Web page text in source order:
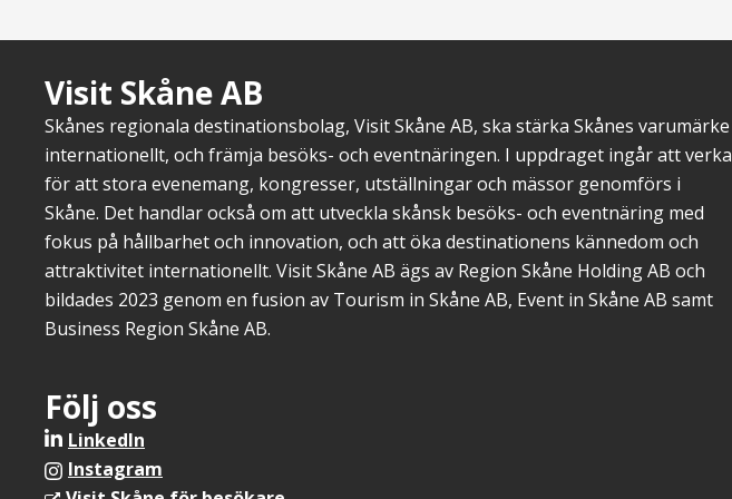
Visit Skåne AB
Skånes regionala destinationsbolag, Visit Skåne AB, ska stärka Skånes varumärke
internationellt, och främja besöks- och eventnäringen. I uppdraget ingår att verka
för att stora evenemang, kongresser, utställningar och mässor genomförs i
Skåne. Det handlar också om att utveckla skånsk besöks- och eventnäring med
fokus på hållbarhet och innovation, och att öka destinationens kännedom och
attraktivitet internationellt. Visit Skåne AB ägs av Region Skåne Holding AB och
bildades 2023 genom en fusion av Tourism in Skåne AB, Event in Skåne AB samt
Business Region Skåne AB.
Följ oss
LinkedIn
Instagram